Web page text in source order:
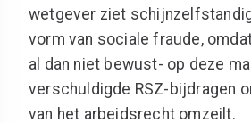
wetgever ziet
vorm van sociale fraude,
al dan niet bewust- op deze
verschuldigde RSZ-bijdragen
van het arbeidsrecht omzeilt.